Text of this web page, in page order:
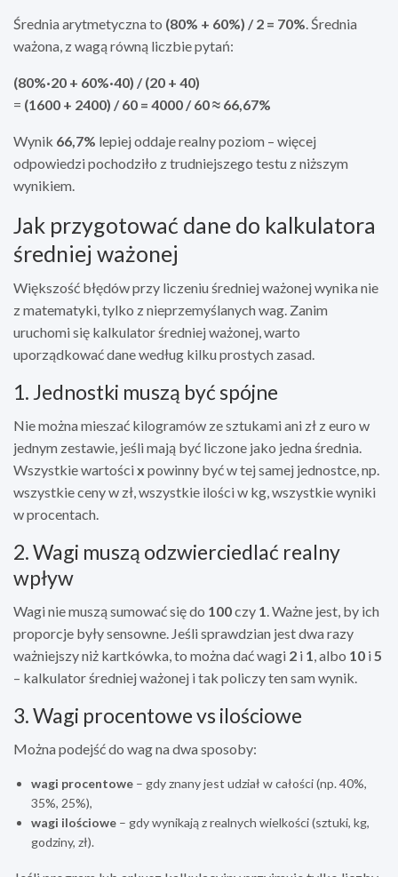
Średnia arytmetyczna to (80% + 60%) / 2 = 70%. Średnia
ważona, z wagą równą liczbie pytań:
(80%·20 + 60%·40) / (20 + 40)
= (1600 + 2400) / 60 = 4000 / 60 ≈ 66,67%
Wynik 66,7% lepiej oddaje realny poziom – więcej
odpowiedzi pochodziło z trudniejszego testu z niższym
wynikiem.
Jak przygotować dane do kalkulatora
średniej ważonej
Większość błędów przy liczeniu średniej ważonej wynika nie
z matematyki, tylko z nieprzemyślanych wag. Zanim
uruchomi się kalkulator średniej ważonej, warto
uporządkować dane według kilku prostych zasad.
1. Jednostki muszą być spójne
Nie można mieszać kilogramów ze sztukami ani zł z euro w
jednym zestawie, jeśli mają być liczone jako jedna średnia.
Wszystkie wartościx powinny być w tej samej jednostce, np.
wszystkie ceny w zł, wszystkie ilości w kg, wszystkie wyniki
w procentach.
2. Wagi muszą odzwierciedlać realny
wpływ
Wagi nie muszą sumować się do 100czy 1. Ważne jest, by ich
proporcje były sensowne. Jeśli sprawdzian jest dwa razy
ważniejszy niż kartkówka, to można dać wagi 2 i 1, albo 10 i5
– kalkulator średniej ważonej i tak policzy ten sam wynik.
3. Wagi procentowe vs ilościowe
Można podejść do wag na dwa sposoby:
wagi procentowe – gdy znany jest udział w całości (np. 40%,
35%, 25%),
wagi ilościowe – gdy wynikają z realnych wielkości (sztuki, kg,
godziny, zł).